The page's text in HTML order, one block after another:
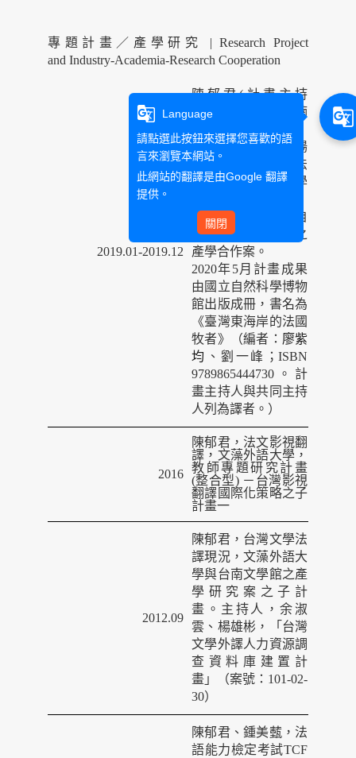
專題計畫／產學研究 | Research Project
and Industry-Academia-Research Cooperation
2019.01-2019.12
陳郁君(計畫主持
人)、徐落茲、蘇楠
玉里的法國爸爸展場
文字、影片暨專書法
文翻譯案，歐研產學
歐洲研究所與國立自
然科學博物館簽訂之
產學合作案。
2020年5月計畫成果
由國立自然科學博物
館出版成冊，書名為
《臺灣東海岸的法國
牧者》（編者： 廖紫
均 、劉一峰；ISBN
9789865444730。計
畫主持人與共同主持
人列為譯者。）
2016
陳郁君，法文影視翻
譯，文藻外語大學，
教師專題研究計畫
(整合型) －台灣影視
翻譯國際化策略之子
計畫一
2012.09
陳郁君，台灣文學法
譯現況，文藻外語大
學與台南文學館之產
學研究案之子計
畫。主持人，余淑
雲、楊雄彬，「台灣
文學外譯人力資源調
查資料庫建置計
畫」（案號： 101-02-
30）
陳郁君、鍾美薽，法
語能力檢定考試TCF
g_translate
Language
請點選此按鈕來選擇您喜歡的語
言來瀏覽本網站。
此網站的翻譯是由Google 翻譯
提供。
關閉
g_translate